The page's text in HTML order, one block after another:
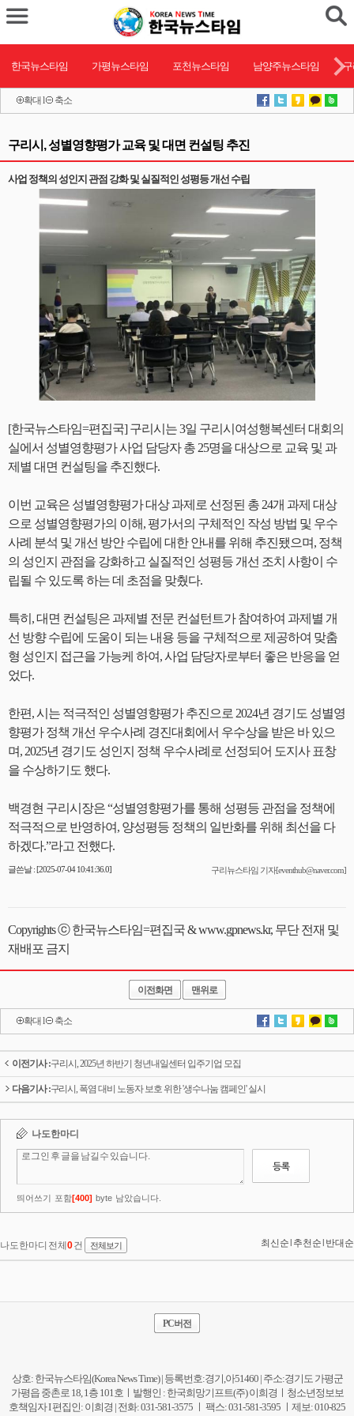
한국뉴스타임 가평뉴스타임 포천뉴스타임 남양주뉴스타임
확대 l 축소
구리시, 성별영향평가 교육 및 대면 컨설팅 추진
사업 정책의 성인지 관점 강화 및 실질적인 성평등 개선 수립
[한국뉴스타임=편집국] 구리시는 3일 구리시여성행복센터 대회의
실에서 성별영향평가 사업 담당자 총 25명을 대상으로 교육 및 과
제별 대면 컨설팅을 추진했다.
이번 교육은 성별영향평가 대상 과제로 선정된 총 24개 과제 대상
으로 성별영향평가의 이해, 평가서의 구체적인 작성 방법 및 우수
사례 분석 및 개선 방안 수립에 대한 안내를 위해 추진됐으며, 정책
의 성인지 관점을 강화하고 실질적인 성평등 개선 조치 사항이 수
립될 수 있도록 하는 데 초점을 맞췄다.
특히, 대면 컨설팅은 과제별 전문 컨설턴트가 참여하여 과제별 개
선 방향 수립에 도움이 되는 내용 등을 구체적으로 제공하여 맞춤
형 성인지 접근을 가능케 하여, 사업 담당자로부터 좋은 반응을 얻
었다.
한편, 시는 적극적인 성별영향평가 추진으로 2024년 경기도 성별영
향평가 정책 개선 우수사례 경진대회에서 우수상을 받은 바 있으
며, 2025년 경기도 성인지 정책 우수사례로 선정되어 도지사 표창
을 수상하기도 했다.
백경현 구리시장은 “성별영향평가를 통해 성평등 관점을 정책에
적극적으로 반영하여, 양성평등 정책의 일반화를 위해 최선을 다
하겠다.”라고 전했다.
글쓴날 : [2025-07-04 10:41:36.0] 구리뉴스타임 기자[eventhub@naver.com]
Copyrights ⓒ 한국뉴스타임=편집국 & www.gpnews.kr, 무단 전재 및
재배포 금지
이전화면 맨위로
확대l 축소
이전기사 :구리시, 2025년 하반기 청년내일센터 입주기업 모집
다음기사 :구리시, 폭염 대비 노동자 보호 위한 '생수나눔 캠페인' 실시
PC버전
상호: 한국뉴스타임(Korea News Time) | 등록번호:경기,아51460 | 주소:경기도 가평군
가평읍 중촌로 18, 1층 101호ㅣ발행인 : 한국희망기프트(주) 이희경ㅣ청소년정보보
호책임자 I 편집인: 이희경 | 전화: 031-581-3575 ㅣ 팩스: 031-581-3595 ㅣ제보: 010-825